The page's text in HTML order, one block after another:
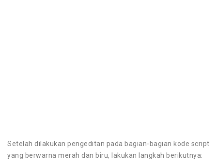
Setelah dilakukan pengeditan pada bagian-bagian kode script
yang berwarna merah dan biru, lakukan langkah berikutnya: